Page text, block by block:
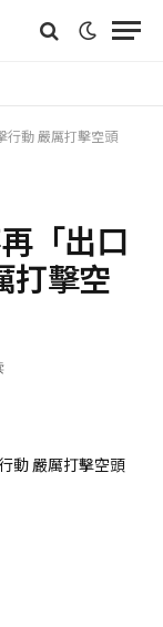
行動 嚴厲打擊空頭
「出口
打擊空